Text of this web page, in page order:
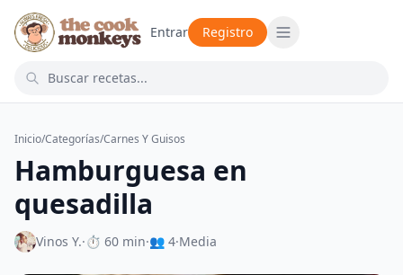
Entrar Registro
Inicio/Categorías/Carnes Y Guisos
Hamburguesa en
quesadilla
Vinos Y.·⏱ 60 min·👥 4·Media